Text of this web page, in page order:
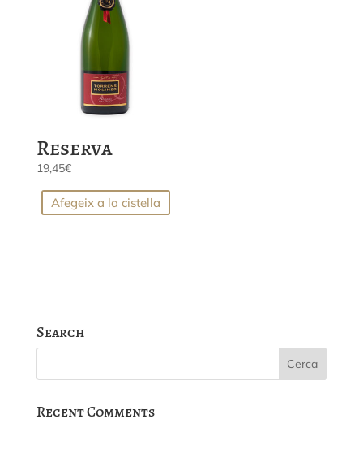
Reserva
19,45€
Afegeix a la cistella
Search
Recent Comments